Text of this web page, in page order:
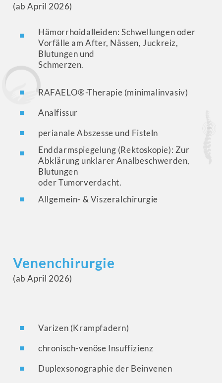
(ab April 2026)
Hämorrhoidalleiden: Schwellungen oder
Vorfälle am After, Nässen, Juckreiz,
Blutungen und
Schmerzen.
RAFAELO®-Therapie (minimalinvasiv)
Analfissur
perianale Abszesse und Fisteln
Enddarmspiegelung (Rektoskopie): Zur
Abklärung unklarer Analbeschwerden,
Blutungen
oder Tumorverdacht.
Allgemein- & Viszeralchirurgie
Venenchirurgie
(ab April 2026)
Varizen (Krampfadern)
chronisch-venöse Insuffizienz
Duplexsonographie der Beinvenen